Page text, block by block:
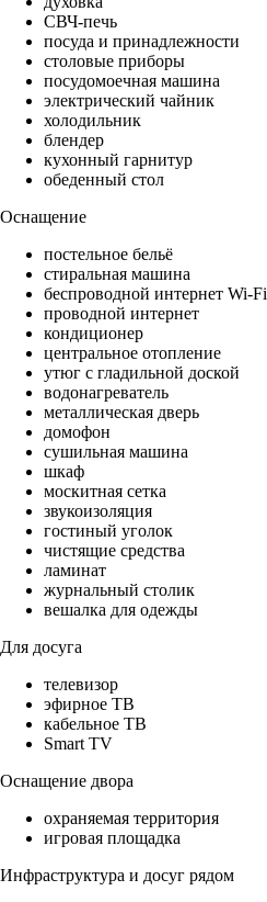
СВЧ-печь
посуда и принадлежности
столовые приборы
посудомоечная машина
электрический чайник
холодильник
блендер
кухонный гарнитур
обеденный стол
Оснащение
постельное бельё
стиральная машина
беспроводной интернет Wi-Fi
проводной интернет
кондиционер
центральное отопление
утюг с гладильной доской
водонагреватель
металлическая дверь
домофон
сушильная машина
шкаф
москитная сетка
звукоизоляция
гостиный уголок
чистящие средства
ламинат
журнальный столик
вешалка для одежды
Для досуга
телевизор
эфирное ТВ
кабельное ТВ
Smart TV
Оснащение двора
охраняемая территория
игровая площадка
Инфраструктура и досуг рядом